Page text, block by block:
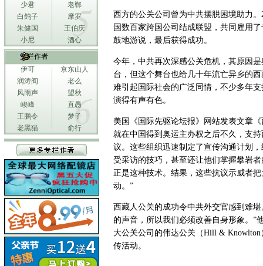
少君
老郸
白鸽子
摩罗
朱健国
王伯庆
小尼
酒心
专栏作者
伊可
京东山人
润涛阎
老么
风雨声
望秋
峻峰
直愚
王鹏令
梦子
老黑猫
俞行
西方的公关公司曾为中共摆脱困境助力
国数百家跨国公司结成联盟，共同雇用
鼓地游说，最后获得成功。
今年，中共再次深感公关危机，其原因
台，但这个舞台也给几十年流亡异乡的
难引起国际社会的广泛同情，不少多年
演得有声有色。
美国《国际先驱论坛报》网站发表文章
就在中国得到奥运主办权之后不久，支
议。这些组织迅速制定了宣传沟通计划
受采访的技巧，甚至还让他们掌握攀岩
正是这种技术。结果，这些抗议示威者
动。”
西藏人公关的成功令中共外交官感到难
的声音，所以我们必须改善自身形象。”
大公关公司的伟达公关（Hill &
传活动。